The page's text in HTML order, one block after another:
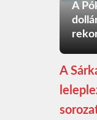
A
A